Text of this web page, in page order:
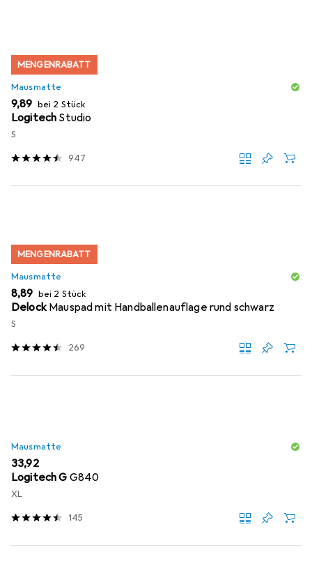
MENGENRABATT
Mausmatte
EUR
9,89 bei 2 Stück
Logitech Studio
S
947
MENGENRABATT
Mausmatte
EUR
8,89 bei 2 Stück
Delock Mauspad mit Handballenauflage rund schwarz
S
269
Mausmatte
EUR
33,92
Logitech G G840
XL
145